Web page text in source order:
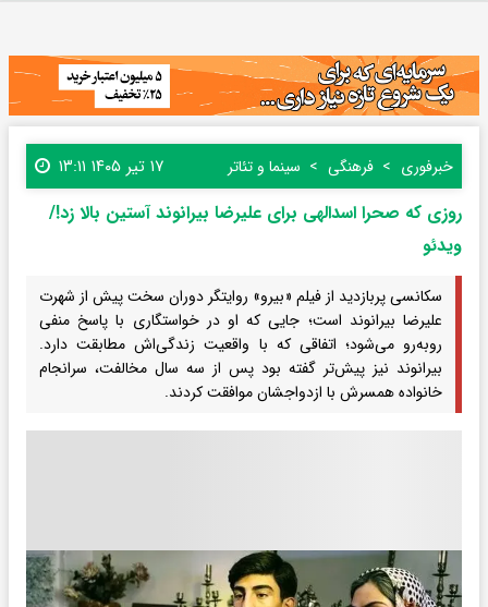
خبرفوری فرهنگی سینما و تئاتر ۱۷ تیر ۱۴۰۵ ۱۳:۱۱
روزی که صحرا اسدالهی برای علیرضا بیرانوند آستین بالا زد!/
ویدئو
سکانسی پربازدید از فیلم «بیرو» روایتگر دوران سخت پیش از شهرت
علیرضا بیرانوند است؛ جایی که او در خواستگاری با پاسخ منفی
روبه‌رو می‌شود؛ اتفاقی که با واقعیت زندگی‌اش مطابقت دارد.
بیرانوند نیز پیش‌تر گفته بود پس از سه سال مخالفت، سرانجام
خانواده همسرش با ازدواجشان موافقت کردند.